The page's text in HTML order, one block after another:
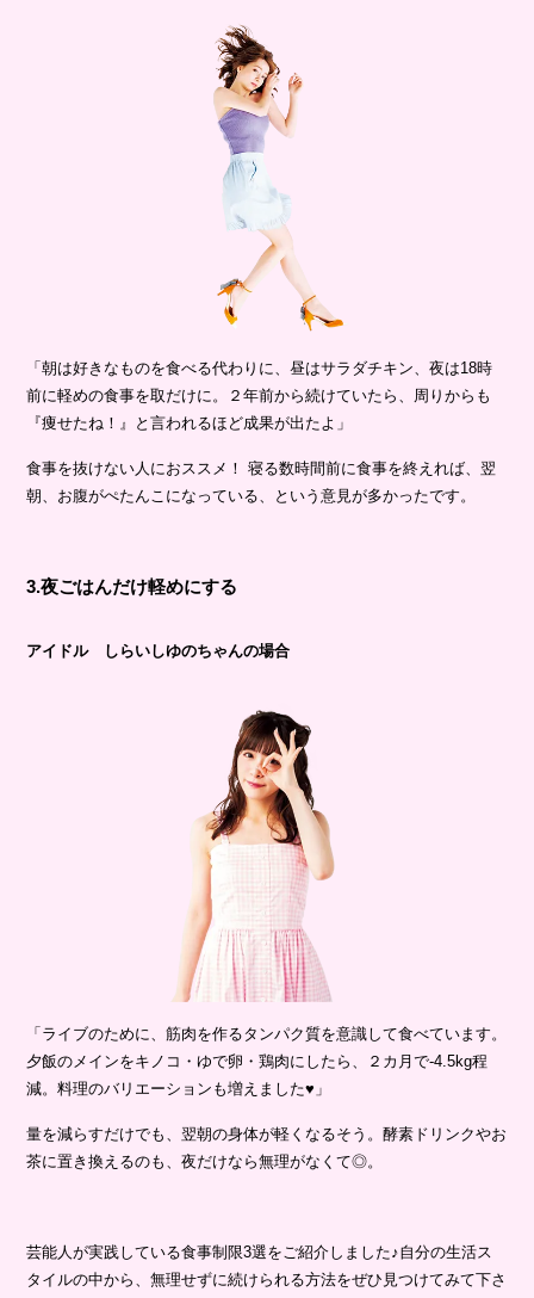
「朝は好きなものを食べる代わりに、昼はサラダチキン、夜は18時
前に軽めの食事を取だけに。２年前から続けていたら、周りからも
『痩せたね！』と言われるほど成果が出たよ」
食事を抜けない人におススメ！ 寝る数時間前に食事を終えれば、翌
朝、お腹がぺたんこになっている、という意見が多かったです。
3.夜ごはんだけ軽めにする
アイドル しらいしゆのちゃんの場合
「ライブのために、筋肉を作るタンパク質を意識して食べています。
夕飯のメインをキノコ・ゆで卵・鶏肉にしたら、２カ月で-4.5kg程
減。料理のバリエーションも増えました♥」
量を減らすだけでも、翌朝の身体が軽くなるそう。酵素ドリンクやお
茶に置き換えるのも、夜だけなら無理がなくて◎。
芸能人が実践している食事制限3選をご紹介しました♪自分の生活ス
タイルの中から、無理せずに続けられる方法をぜひ見つけてみて下さ